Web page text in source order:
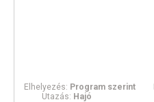
Elhelyezés: Program szerint
Utazás: Hajó